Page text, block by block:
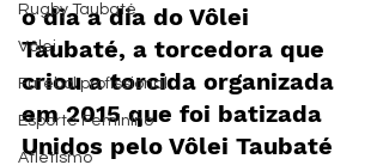
Rugby Taubaté
Vôlei
Futebol profissional
Esporte Feminino
Atletismo
o dia a dia do Vôlei
Taubaté, a torcedora que
criou a torcida organizada
em 2015 que foi batizada
Unidos pelo Vôlei Taubaté